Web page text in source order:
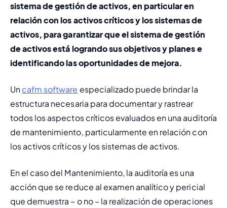
sistema de gestión de activos, en particular en
relación con los activos críticos y los sistemas de
activos, para garantizar que el sistema de gestión
de activos está logrando sus objetivos y planes e
identificando las oportunidades de mejora.
Un cafm software especializado puede brindar la
estructura necesaria para documentar y rastrear
todos los aspectos críticos evaluados en una auditoría
de mantenimiento, particularmente en relación con
los activos críticos y los sistemas de activos.
En el caso del Mantenimiento, la auditoría es una
acción que se reduce al examen analítico y pericial
que demuestra – o no – la realización de operaciones